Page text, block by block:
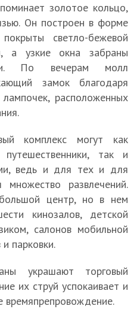
золотое кольцо,
Он построен в форме
светло-бежевой
а узкие окна забраны
По вечерам молл
замок благодаря
расположенных
комплекс могут как
так и
ведь и для тех и для
множество развлечений.
центр, но в нем
кинозалов, детской
салонов мобильной
парковки.
украшают торговый
их струй успокаивает и
времяпрепровождение.